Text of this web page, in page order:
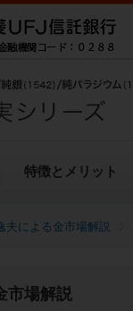
夫による金市場解説
市場解説
特徴とメリット
力果実）
続き
場解説
ータ